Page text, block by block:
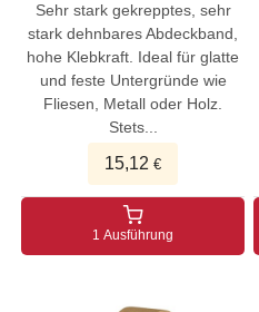
Sehr stark gekrepptes, sehr
stark dehnbares Abdeckband,
hohe Klebkraft. Ideal für glatte
und feste Untergründe wie
Fliesen, Metall oder Holz.
Stets...
15,12 €
1 Ausführung